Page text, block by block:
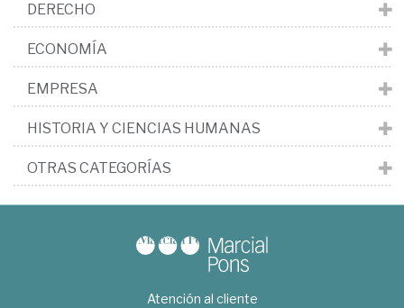
DERECHO
ECONOMÍA
EMPRESA
HISTORIA Y CIENCIAS HUMANAS
OTRAS CATEGORÍAS
Atención al cliente